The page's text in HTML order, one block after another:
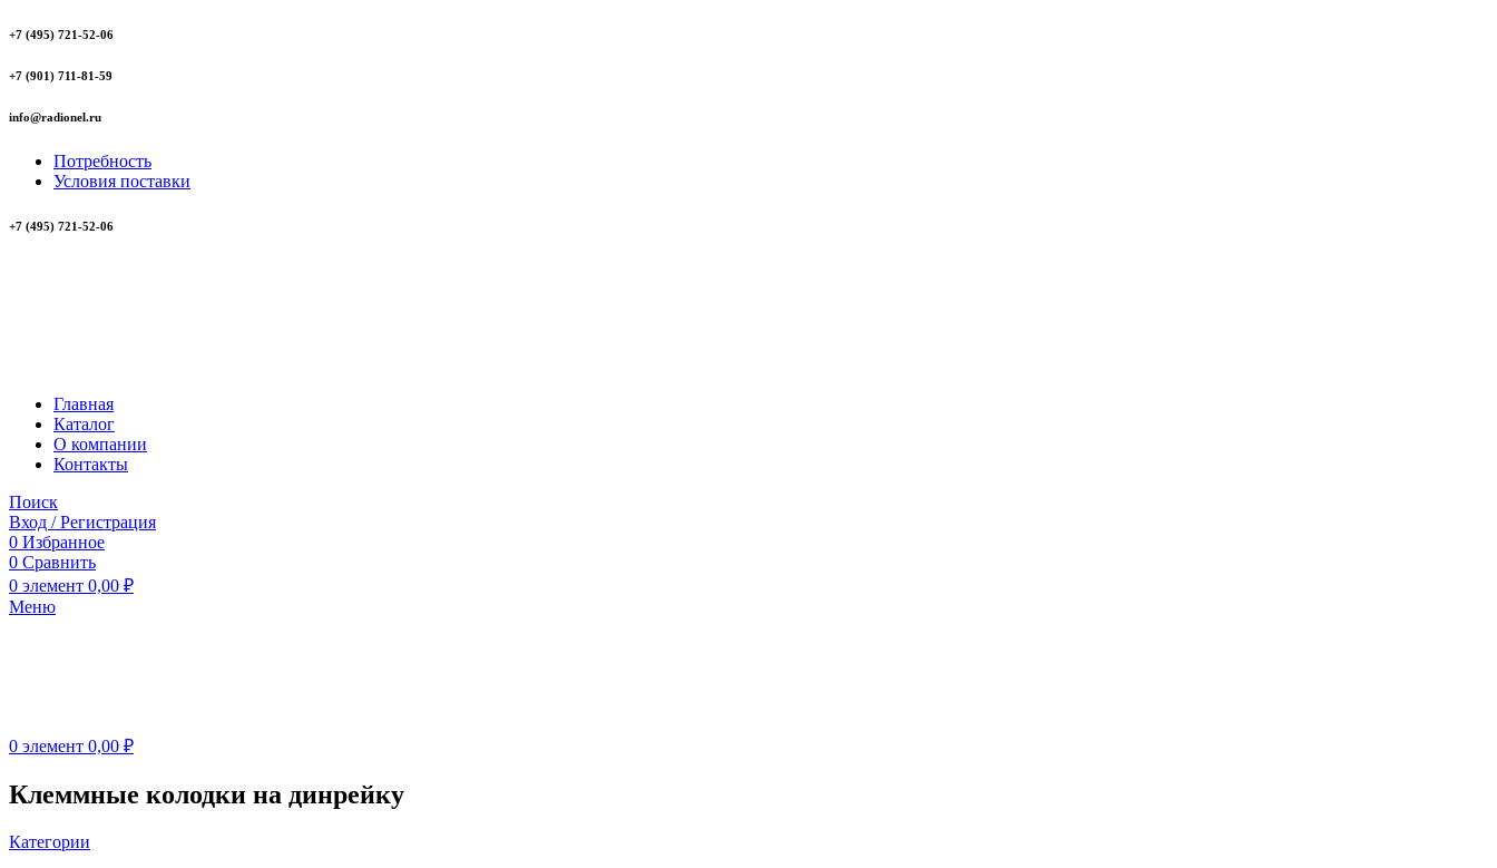
+7 (495) 721-52-06
+7 (901) 711-81-59
info@radionel.ru
Потребность
Условия поставки
+7 (495) 721-52-06
Главная
Каталог
О компании
Контакты
Поиск
Вход / Регистрация
0 Избранное
0 Сравнить
0 элемент 0,00 ₽
Меню
0 элемент 0,00 ₽
Клеммные колодки на динрейку
Категории